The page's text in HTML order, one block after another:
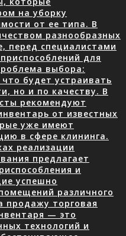
на уборку
от ее типа. В
разнообразных
перед специалистами
для
выбора:
будет устраивать
но и по качеству. В
рекомендуют
от известных
уже имеют
в сфере клининга.
реализации
предлагает
и
успешно
различного
продажу торговая
— это
технологий и